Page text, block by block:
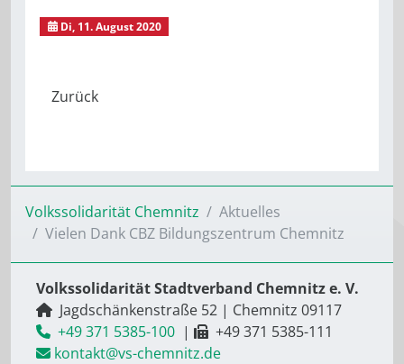
Di, 11. August 2020
Volkssolidarität Chemnitz
Aktuelles
Vielen Dank CBZ Bildungszentrum Chemnitz
Volkssolidarität Stadtverband Chemnitz e. V.
Jagdschänkenstraße 52 | Chemnitz 09117
+49 371 5385-100 |
+49 371 5385-111
kontakt@vs-chemnitz.de